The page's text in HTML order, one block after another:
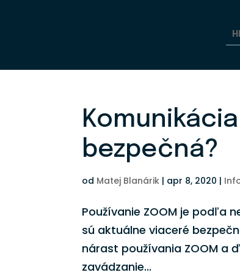
bezpečná?
od Matej Blanárik | apr 8, 2020 |
Používanie ZOOM je podľa
sú aktuálne viaceré
nárast používania ZOOM a
zavádzanie...